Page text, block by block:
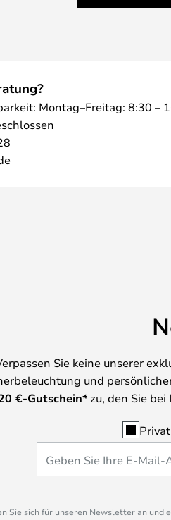
Montag–Freitag: 8:30 –
Sie keine unserer
und
€-Gutschein*zu, den Sie bei
Sie sich für unseren Newsletter an